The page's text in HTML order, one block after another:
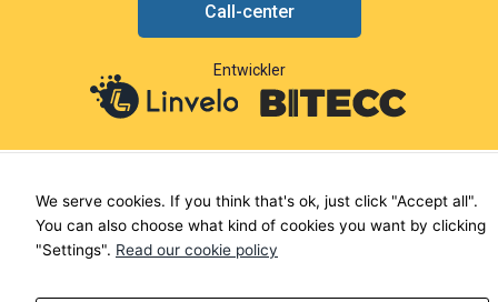
b
o
o
k
-
a
g
r
a
m
Call-center
Entwickler
We serve cookies. If you think that's ok, just click "Accept all".
You can also choose what kind of cookies you want by clicking
"Settings". Read our cookie policy